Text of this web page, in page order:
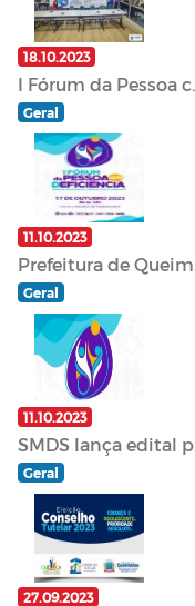
18.10.2023
I Fórum da Pessoa c...
Geral
11.10.2023
Prefeitura de Queim...
Geral
11.10.2023
SMDS lança edital p...
Geral
27.09.2023